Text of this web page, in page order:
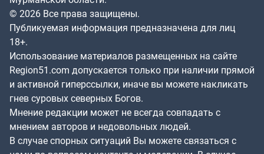
© 2026 Все права защищены.
Публикуемая информация предназначена для лиц
18+.
Использование материалов размещенных на сайте
Region51.com допускается только при наличии прямой
и активной гиперссылки, иначе вы можете накликать
гнев суровых северных Богов.
Мнение редакции может не всегда совпадать с
мнением авторов и недовольных людей.
В случае спорных ситуаций Вы можете связаться с